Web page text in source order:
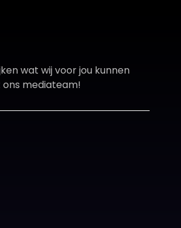
wat wij voor jou kunnen
mediateam!